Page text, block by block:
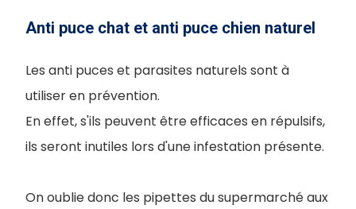
Anti puce chat et anti puce chien naturel
Les anti puces et parasites naturels sont à
utiliser en prévention.
En effet, s'ils peuvent être efficaces en répulsifs,
ils seront inutiles lors d'une infestation présente.
On oublie donc les pipettes du supermarché aux